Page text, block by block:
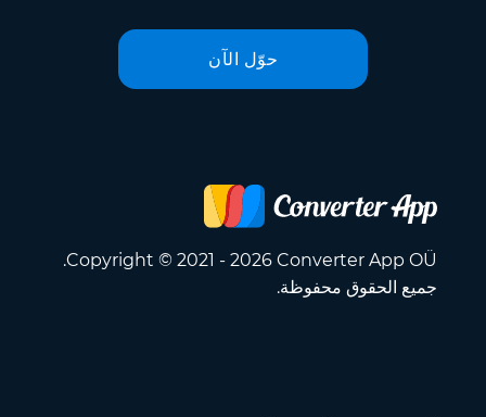
حوّل الآن
Copyright © 2021 - 2026 Converter App OÜ.
جميع الحقوق محفوظة.